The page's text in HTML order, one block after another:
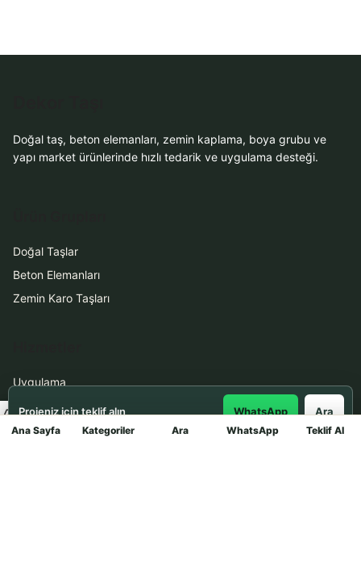
Ana Sayfa Kategoriler Ara WhatsApp Teklif Al
Doğal taş, beton elemanları, zemin kaplama, boya grubu ve
yapı market ürünlerinde hızlı tedarik ve uygulama desteği.
Doğal Taşlar
Beton Elemanları
Zemin Karo Taşları
Uygulama
Boya Badana
Projeniz için teklif alın WhatsApp Ara